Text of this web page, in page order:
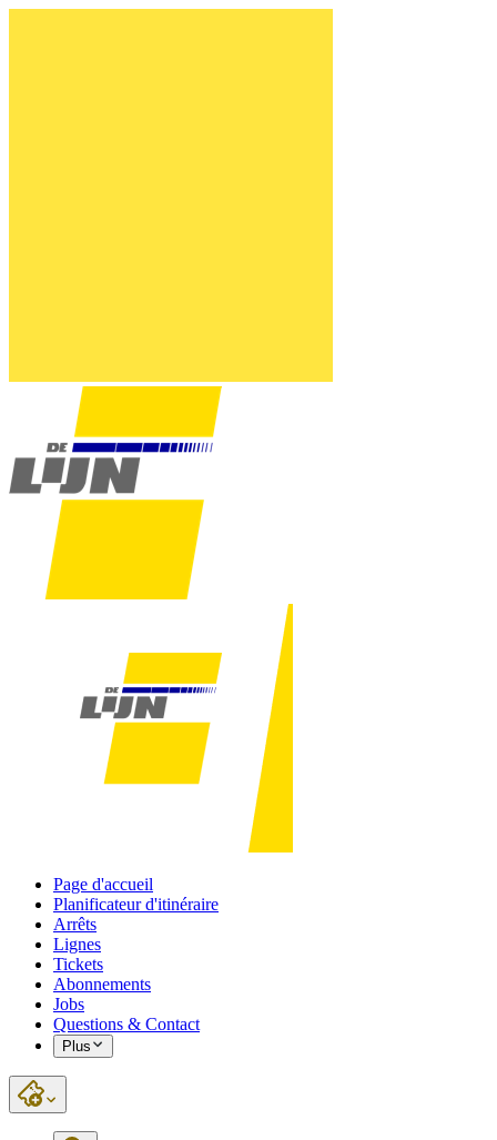
Page d'accueil
Planificateur d'itinéraire
Arrêts
Lignes
Tickets
Abonnements
Jobs
Questions & Contact
Plus